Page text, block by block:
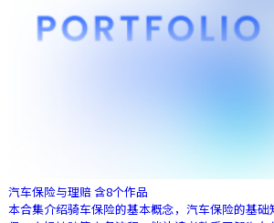
汽车保险与理赔含8个作品
本合集介绍骑车保险的基本概念，汽车保险的基